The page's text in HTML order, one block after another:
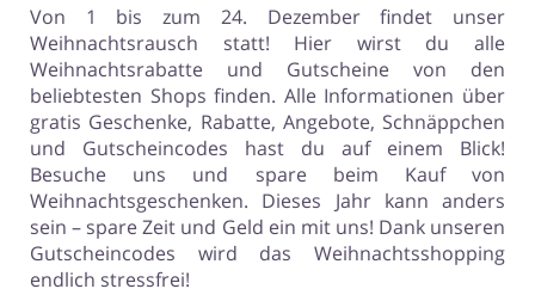
Von 1 bis zum 24. Dezember findet unser
Weihnachtsrausch statt! Hier wirst du alle
Weihnachtsrabatte und Gutscheine von den
beliebtesten Shops finden. Alle Informationen über
gratis Geschenke, Rabatte, Angebote, Schnäppchen
und Gutscheincodes hast du auf einem Blick!
Besuche uns und spare beim Kauf von
Weihnachtsgeschenken. Dieses Jahr kann anders
sein – spare Zeit und Geld ein mit uns! Dank unseren
Gutscheincodes wird das Weihnachtsshopping
endlich stressfrei!